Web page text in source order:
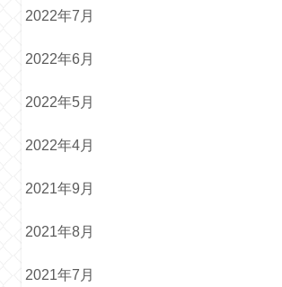
2022年7月
2022年6月
2022年5月
2022年4月
2021年9月
2021年8月
2021年7月